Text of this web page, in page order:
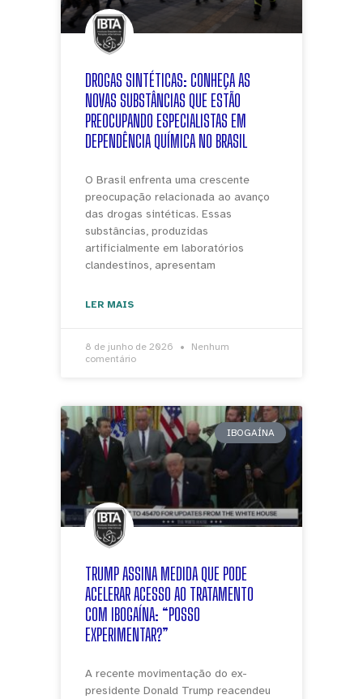
DROGAS SINTÉTICAS: CONHEÇA AS
NOVAS SUBSTÂNCIAS QUE ESTÃO
PREOCUPANDO ESPECIALISTAS EM
DEPENDÊNCIA QUÍMICA NO BRASIL
O Brasil enfrenta uma crescente
preocupação relacionada ao avanço
das drogas sintéticas. Essas
substâncias, produzidas
artificialmente em laboratórios
clandestinos, apresentam
LER MAIS
8 de junho de 2026
Nenhum
comentário
IBOGAÍNA
TRUMP ASSINA MEDIDA QUE PODE
ACELERAR ACESSO AO TRATAMENTO
COM IBOGAÍNA: “POSSO
EXPERIMENTAR?”
A recente movimentação do ex-
presidente Donald Trump reacendeu